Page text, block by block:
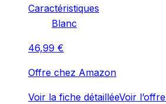
Caractéristiques
‎Blanc
46,99 €
Offre chez Amazon
Voir la fiche détailléeVoir